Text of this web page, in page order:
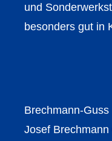
und
besonders gut in
Brechmann-Guss
Josef